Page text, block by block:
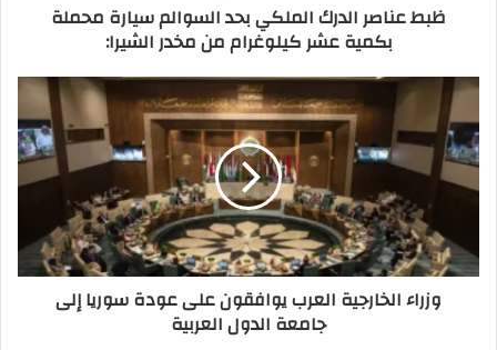
ظبط عناصر الدرك الملكي بحد السوالم سيارة محملة
بكمية عشر كيلوغرام من مخدر الشيرا:
وزراء الخارجية العرب يوافقون على عودة سوريا إلى
جامعة الدول العربية